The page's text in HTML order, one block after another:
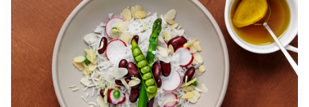
Плиты
Встраиваемая техника
Малая бытовая техника
Климатическая техника